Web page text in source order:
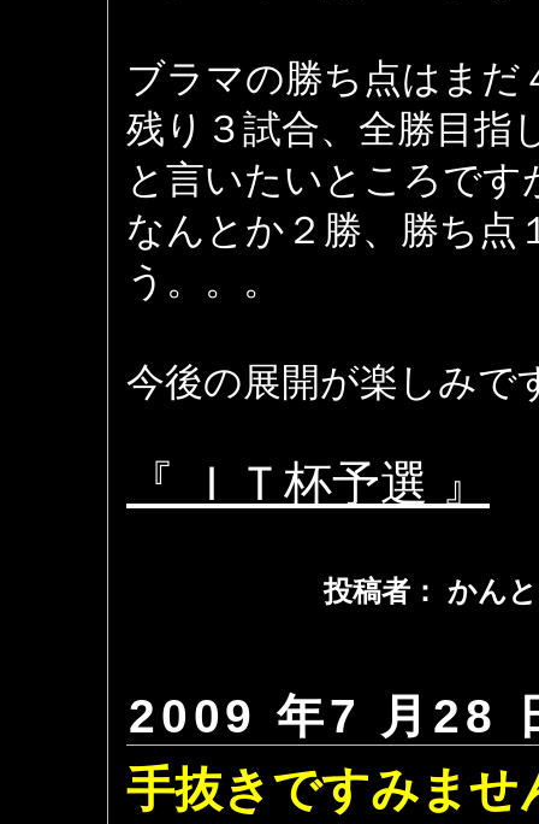
ブラマの勝ち点はまだ
残り３試合、全勝目指
と言いたいところです
なんとか２勝、勝ち点
う。。。
今後の展開が楽しみで
『 ＩＴ杯予選 』
投稿者： かん
2009 年7 月28
手抜きですみませ